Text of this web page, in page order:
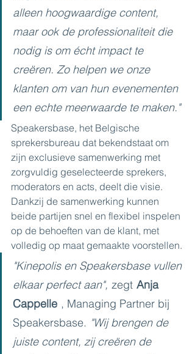
alleen hoogwaardige content,
maar ook de professionaliteit die
nodig is om écht impact te
creëren. Zo helpen we onze
klanten om van hun evenementen
een echte meerwaarde te maken."
Speakersbase, het Belgische
sprekersbureau dat bekendstaat om
zijn exclusieve samenwerking met
zorgvuldig geselecteerde sprekers,
moderators en acts, deelt die visie.
Dankzij de samenwerking kunnen
beide partijen snel en flexibel inspelen
op de behoeften van de klant, met
volledig op maat gemaakte voorstellen.
"Kinepolis en Speakersbase vullen
elkaar perfect aan", zegt Anja
Cappelle , Managing Partner bij
Speakersbase. "Wij brengen de
juiste content, zij creëren de